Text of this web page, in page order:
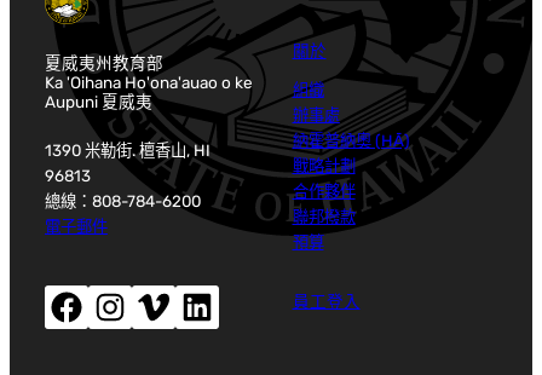
夏威夷州教育部
Ka 'Oihana Ho'ona'auao o ke
Aupuni 夏威夷
1390 米勒街. 檀香山, HI
96813
總線：808-784-6200
電子郵件
Facebook（開啟新視窗）Instagram（開啟新視窗）Vimeo（開啟新視窗）LinkedIn（開啟新視窗）
關於
組織
辦事處
納霍普納奧 (HĀ)
戰略計劃
合作夥伴
聯邦撥款
預算
員工登入